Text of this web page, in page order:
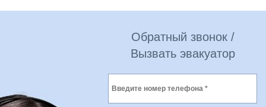
Обратный звонок /
Вызвать эвакуатор